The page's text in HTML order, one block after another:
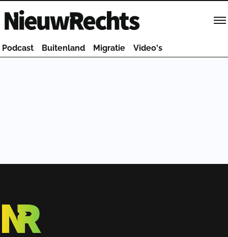
Homepage van NieuwRechts
Podcast Buitenland Migratie Video's